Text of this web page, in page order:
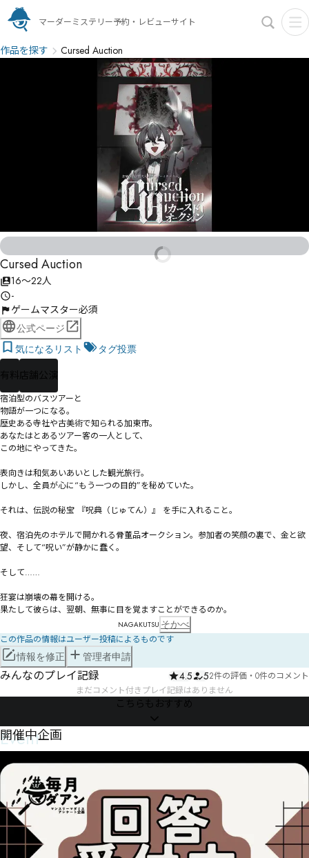
マーダーミステリー予約・レビューサイト
作品を探す Cursed Auction
Cursed Auction
16〜22人
-
ゲームマスター必須
公式ページ
気になるリスト
タグ投票
有料 店舗公演
宿泊型のバスツアーと
物語が一つになる。
歴史ある寺社や古美術で知られる加東市。
あなたはとあるツアー客の一人として、
この地にやってきた。
表向きは和気あいあいとした観光旅行。
しかし、全員が心に“もう一つの目的”を秘めていた。
それは、伝説の秘宝 『呪典（じゅてん）』 を手に入れること。
夜、宿泊先のホテルで開かれる骨董品オークション。参加者の笑顔の裏で、金と欲
望、そして“呪い”が静かに蠢く。
そして……
狂宴は崩壊の幕を開ける。
果たして彼らは、翌朝、無事に目を覚ますことができるのか。
NAGAKUTSU そかべ
この作品の情報はユーザー投稿によるものです
情報を修正 管理者申請
みんなのプレイ記録 4.5 52件の評価 ・ 0件のコメント
まだコメント付きプレイ記録はありません
こちらもおすすめ
Event
開催中企画